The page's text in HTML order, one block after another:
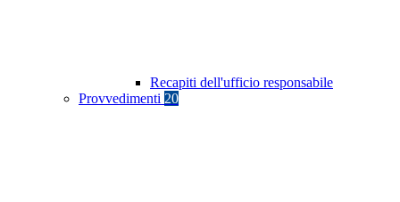
Recapiti dell'ufficio responsabile
Provvedimenti 20